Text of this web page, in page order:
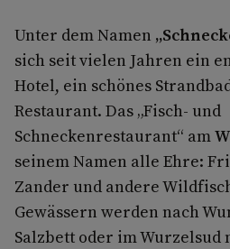
Unter dem Namen
sich seit vielen Jahren ein
Hotel, ein schönes
Restaurant. Das „Fisch- und
Schneckenrestaurant“ am
seinem Namen alle Ehre:
Zander und andere
Gewässern werden nach
Salzbett oder im Wurzelsud